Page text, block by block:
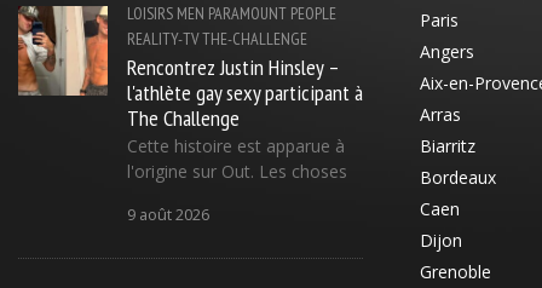
LOISIRS MEN PARAMOUNT PEOPLE
REALITY-TVTHE-CHALLENGE
Rencontrez Justin Hinsley –
l'athlète gay sexy participant à
The Challenge
Cette histoire est apparue à
l'origine sur Out. Les choses
9 août 2026
Paris
Angers
Aix-en-
Arras
Biarritz
Bordeaux
Caen
Dijon
Grenoble